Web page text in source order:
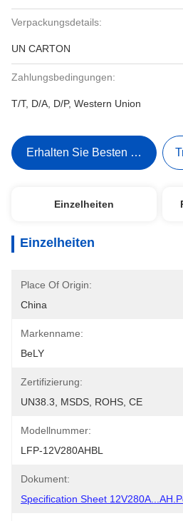
Verpackungsdetails:
UN CARTON
Zahlungsbedingungen:
T/T, D/A, D/P, Western Union
Erhalten Sie Besten Preis
Einzelheiten
Einzelheiten
Place Of Origin:
China
Markenname:
BeLY
Zertifizierung:
UN38.3, MSDS, ROHS, CE
Modellnummer:
LFP-12V280AHBL
Dokument:
Specification Sheet